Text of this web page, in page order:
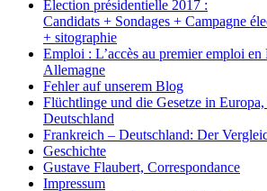
Election présidentielle 2017 :
Candidats + Sondages + Campagne
+ sitographie
Emploi : L’accès au premier emploi en
Allemagne
Fehler auf unserem Blog
Flüchtlinge und die Gesetze in
Deutschland
Frankreich – Deutschland: Der
Geschichte
Gustave Flaubert, Correspondance
Impressum